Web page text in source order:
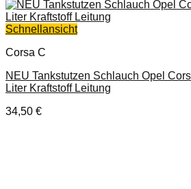
Schnellansicht
Corsa C
NEU Tankstutzen Schlauch Opel
Liter Kraftstoff Leitung
34,50 €